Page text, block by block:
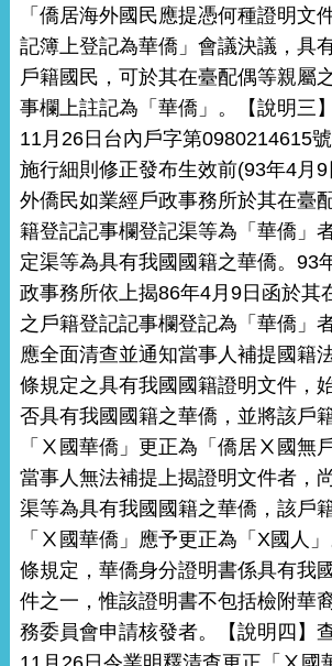
「僑居海外國民應提憑何種證明文
記簿上登記為華僑」會議決議，具
戶籍國民，可於其在臺配偶等親屬
事欄上註記為「華僑」。【說明三
11月26日台內戶字第0980214615
施行細則修正發布生效前(93年4月
外僑民如業經戶政事務所於其在臺
籍登記記事欄登記渠等為「華僑」
定渠等為具有我國國籍之華僑。93
政事務所依上揭86年4月9日函於其
之戶籍登記記事欄登記為「華僑」
應全面清查並通知當事人補提國籍
條規定之具有我國國籍證明文件，
否具有我國國籍之華僑，並將該戶
「Ⅹ國華僑」更正為「僑居Ⅹ國無
當事人無法補提上揭證明文件者，
渠等為具有我國國籍之華僑，該戶
「Ⅹ國華僑」應予更正為「X國人
條規定，華僑身分證明書係具有我
件之一，惟該證明書不包括檢附華
務委員會申請核發者。【說明四】